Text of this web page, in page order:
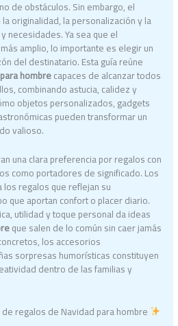
de obstáculos. Sin embargo, el
originalidad, la personalización y la
necesidades. Ya sea que el
amplio, lo importante es elegir un
del destinatario. Esta guía reúne
hombrecapaces de alcanzar todos
combinando astucia, calidez y
objetos personalizados, gadgets
pueden transformar un
valioso.
una clara preferencia por regalos con
como portadores de significado. Los
regalos que reflejan su
que aportan confort o placer diario.
utilidad y toque personal da ideas
que salen de lo común sin caer jamás
los accesorios
sorpresas humorísticas constituyen
dentro de las familias y
regalos de Navidad para hombre